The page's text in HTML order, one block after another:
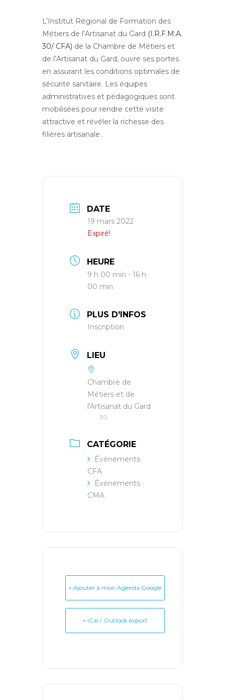
L’Institut Régional de Formation des
Métiers de l’Artisanat du Gard (I.R.F.M.A.
30/ CFA) de la Chambre de Métiers et
de l’Artisanat du Gard, ouvre ses portes
en assurant les conditions optimales de
sécurité sanitaire. Les équipes
administratives et pédagogiques sont
mobilisées pour rendre cette visite
attractive et révéler la richesse des
filières artisanale .
DATE
19 mars 2022
Expiré!
HEURE
9 h 00 min - 16 h
00 min
PLUS D'INFOS
Inscription
LIEU
Chambre de
Métiers et de
l'Artisanat du Gard
30
CATÉGORIE
Événements
CFA
Événements
CMA
+ Ajouter à mon Agenda Google
+ iCal / Outlook export